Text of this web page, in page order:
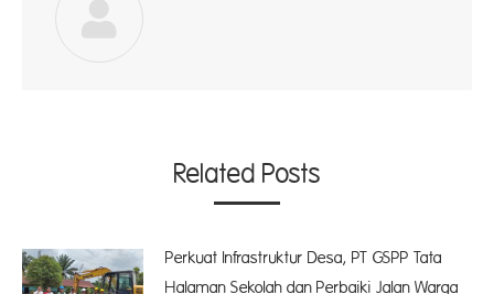
Related Posts
Perkuat Infrastruktur Desa, PT GSPP Tata
Halaman Sekolah dan Perbaiki Jalan Warga